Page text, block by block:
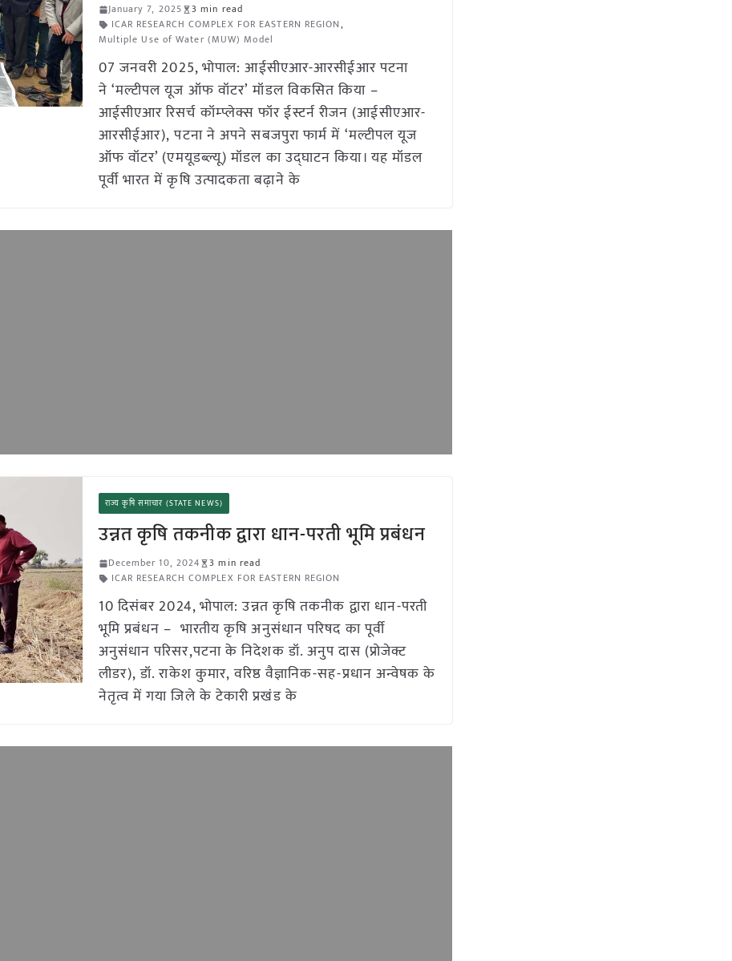
January 7, 2025
3 min read
ICAR RESEARCH COMPLEX FOR EASTERN REGION,
Multiple Use of Water (MUW) Model
07 जनवरी 2025, भोपाल: आईसीएआर-आरसीईआर पटना
ने ‘मल्टीपल यूज ऑफ वॉटर’ मॉडल विकसित किया –
आईसीएआर रिसर्च कॉम्प्लेक्स फॉर ईस्टर्न रीजन (आईसीएआर-
आरसीईआर), पटना ने अपने सबजपुरा फार्म में ‘मल्टीपल यूज
ऑफ वॉटर’ (एमयूडब्ल्यू) मॉडल का उद्घाटन किया। यह मॉडल
पूर्वी भारत में कृषि उत्पादकता बढ़ाने के
राज्य कृषि समाचार (STATE NEWS)
उन्नत कृषि तकनीक द्वारा धान-परती भूमि प्रबंधन
December 10, 2024
3 min read
ICAR RESEARCH COMPLEX FOR EASTERN REGION
10 दिसंबर 2024, भोपाल: उन्नत कृषि तकनीक द्वारा धान-परती
भूमि प्रबंधन – भारतीय कृषि अनुसंधान परिषद का पूर्वी
अनुसंधान परिसर,पटना के निदेशक डॉ. अनुप दास (प्रोजेक्ट
लीडर), डॉ. राकेश कुमार, वरिष्ठ वैज्ञानिक-सह-प्रधान अन्वेषक के
नेतृत्व में गया जिले के टेकारी प्रखंड के